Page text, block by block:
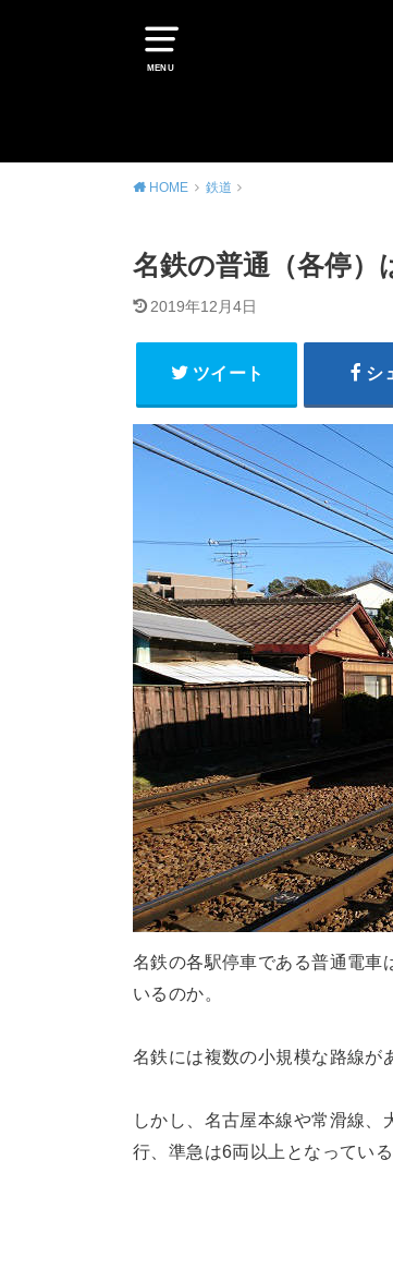
MENU
HOME 鉄道
名鉄の普通（各停
2019年12月4日
ツイート シ
名鉄の各駅停車である普通電車
いるのか。
名鉄には複数の小規模な路線が
しかし、名古屋本線や常滑線
行、準急は6両以上となってい